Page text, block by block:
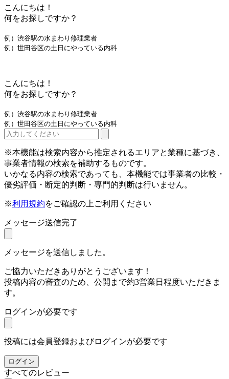
こんにちは！
何をお探しですか？
例）渋谷駅の水まわり修理業者
例）世田谷区の土日にやっている内科
こんにちは！
何をお探しですか？
例）渋谷駅の水まわり修理業者
例）世田谷区の土日にやっている内科
※本機能は検索内容から推定されるエリアと業種に基づき、
事業者情報の検索を補助するものです。
いかなる内容の検索であっても、本機能では事業者の比較・
優劣評価・断定的判断・専門的判断は行いません。
※利用規約をご確認の上ご利用ください
メッセージ送信完了
メッセージを送信しました。
ご協力いただきありがとうございます！
投稿内容の審査のため、公開まで約3営業日程度いただきま
す。
ログインが必要です
投稿には会員登録およびログインが必要です
ログイン
すべてのレビュー